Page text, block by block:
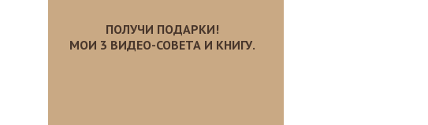
ПОЛУЧИ ПОДАРКИ!
МОИ 3 ВИДЕО-СОВЕТА И КНИГУ.